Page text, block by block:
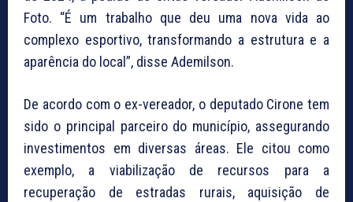
Foto. “É um trabalho que deu uma nova vida ao
complexo esportivo, transformando a estrutura e a
aparência do local”, disse Ademilson.
De acordo com o ex-vereador, o deputado Cirone tem
sido o principal parceiro do município, assegurando
investimentos em diversas áreas. Ele citou como
exemplo, a viabilização de recursos para a
recuperação de estradas rurais, aquisição de